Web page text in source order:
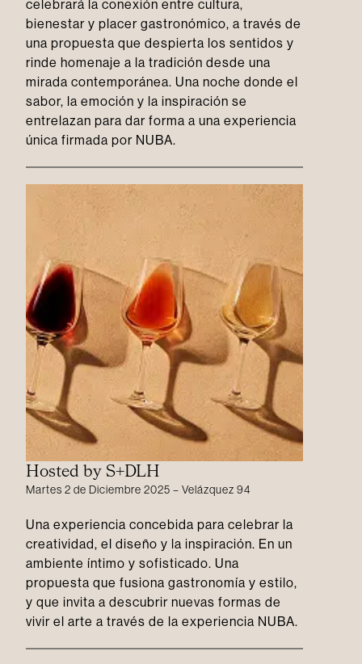
celebrará la conexión entre cultura,
bienestar y placer gastronómico, a través de
una propuesta que despierta los sentidos y
rinde homenaje a la tradición desde una
mirada contemporánea. Una noche donde el
sabor, la emoción y la inspiración se
entrelazan para dar forma a una experiencia
única firmada por NUBA.
Hosted by S+DLH
Martes 2 de Diciembre 2025 – Velázquez 94
Una experiencia concebida para celebrar la
creatividad, el diseño y la inspiración. En un
ambiente íntimo y sofisticado. Una
propuesta que fusiona gastronomía y estilo,
y que invita a descubrir nuevas formas de
vivir el arte a través de la experiencia NUBA.